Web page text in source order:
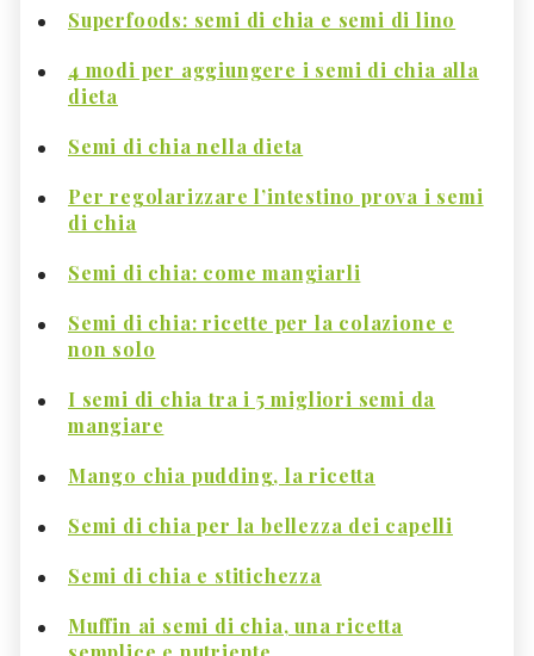
Superfoods: semi di chia e semi di lino
4 modi per aggiungere i semi di chia alla
dieta
Semi di chia nella dieta
Per regolarizzare l’intestino prova i semi
di chia
Semi di chia: come mangiarli
Semi di chia: ricette per la colazione e
non solo
I semi di chia tra i 5 migliori semi da
mangiare
Mango chia pudding, la ricetta
Semi di chia per la bellezza dei capelli
Semi di chia e stitichezza
Muffin ai semi di chia, una ricetta